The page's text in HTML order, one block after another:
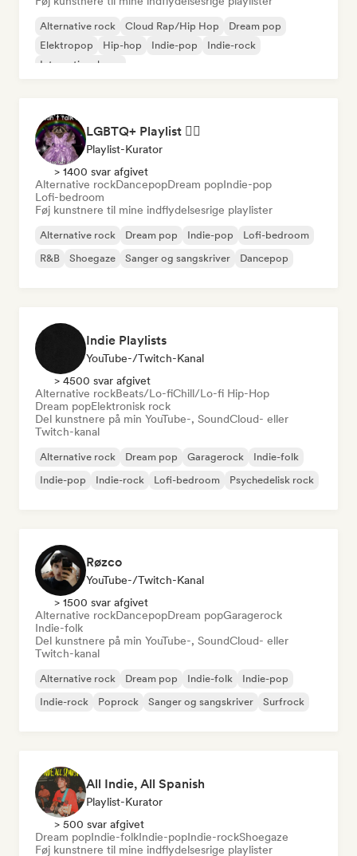
Alternative rock Cloud Rap/Hip Hop
Dream pop
Elektropop
Hip-hop Indie-pop
Indie-rock
International pop
LGBTQ+ Playlist 🏳️‍🌈
Playlist-Kurator
> 1400 svar afgivet
Alternative rockDancepopDream popIndie-pop
Lofi-bedroom
Føj kunstnere til mine indflydelsesrige playlister
Alternative rock Dream pop Indie-pop
Lofi-bedroom
R&B
Shoegaze Sanger og sangskriver Dancepop
Indie Playlists
YouTube-/Twitch-Kanal
> 4500 svar afgivet
Alternative rockBeats/Lo-fiChill/Lo-fi Hip-Hop
Dream popElektronisk rock
Del kunstnere på min YouTube-, SoundCloud- eller
Twitch-kanal
Alternative rock Dream pop Garagerock
Indie-folk
Indie-pop
Indie-rock Lofi-bedroom Psychedelisk rock
Røzco
YouTube-/Twitch-Kanal
> 1500 svar afgivet
Alternative rockDancepopDream popGaragerock
Indie-folk
Del kunstnere på min YouTube-, SoundCloud- eller
Twitch-kanal
Alternative rock Dream pop Indie-folk
Indie-pop
Indie-rock
Poprock Sanger og sangskriver Surfrock
All Indie, All Spanish
Playlist-Kurator
> 500 svar afgivet
Dream popIndie-folkIndie-popIndie-rockShoegaze
Føj kunstnere til mine indflydelsesrige playlister